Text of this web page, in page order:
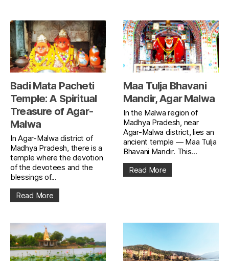
Badi Mata Pacheti
Temple: A Spiritual
Treasure of Agar-
Malwa
In Agar-Malwa district of
Madhya Pradesh, there is a
temple where the devotion
of the devotees and the
blessings of...
Read More
Maa Tulja Bhavani
Mandir, Agar Malwa
In the Malwa region of
Madhya Pradesh, near
Agar-Malwa district, lies an
ancient temple — Maa Tulja
Bhavani Mandir. This...
Read More